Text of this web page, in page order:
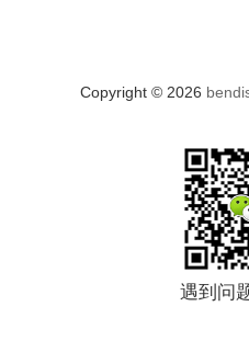
Copyright © 2026
遇到问